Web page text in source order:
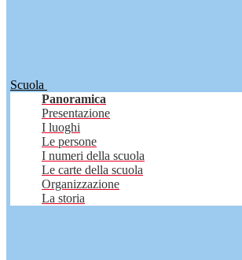
Scuola
Panoramica
Presentazione
I luoghi
Le persone
I numeri della scuola
Le carte della scuola
Organizzazione
La storia